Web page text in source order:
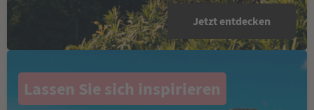
Jetzt entdecken
Lassen Sie sich inspirieren